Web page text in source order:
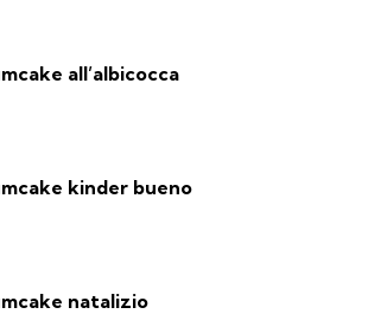
all’albicocca
kinder bueno
natalizio